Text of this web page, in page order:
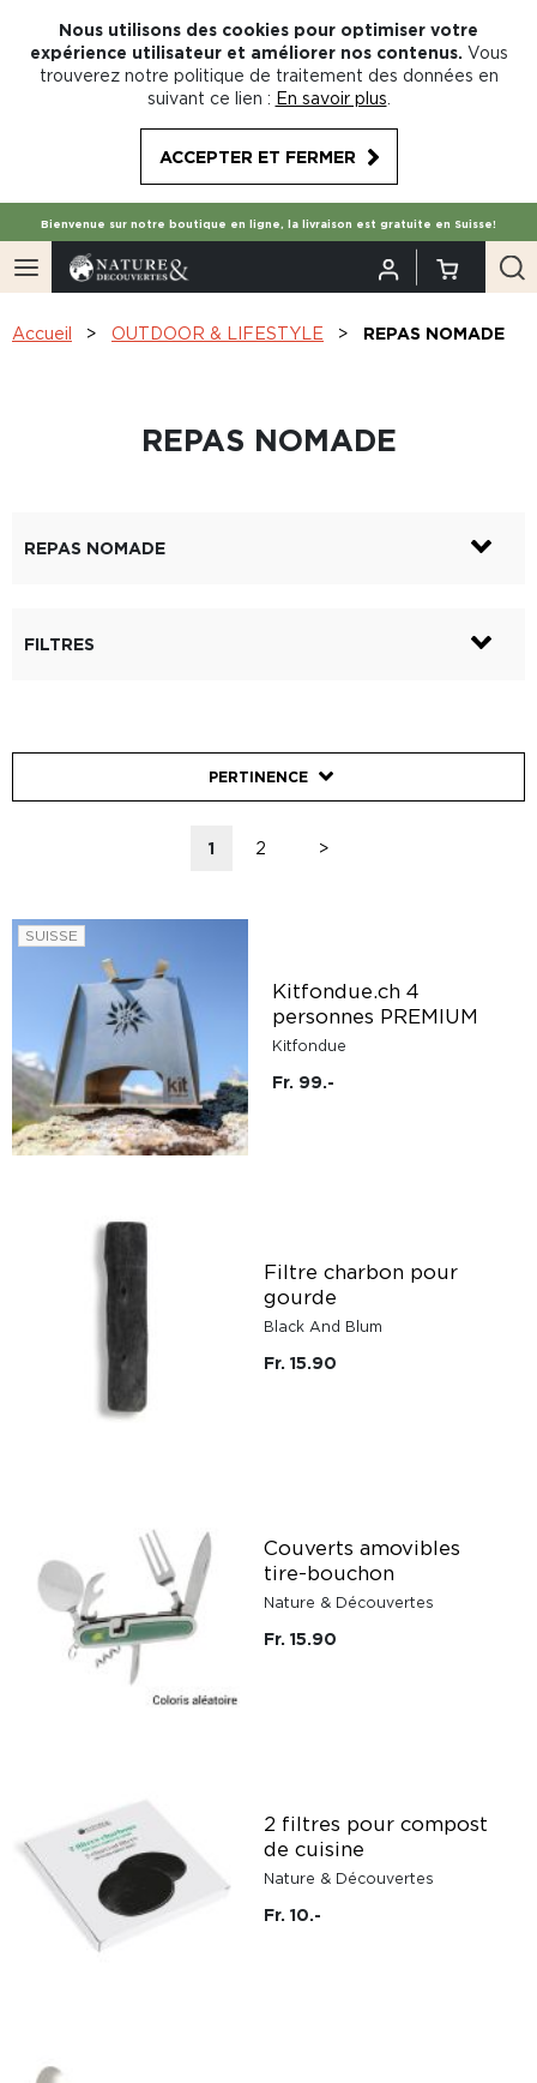
Nous utilisons des cookies pour optimiser votre
expérience utilisateur et améliorer nos contenus. Vous
trouverez notre politique de traitement des données en
suivant ce lien : En savoir plus
ACCEPTER ET FERMER
Bienvenue sur notre boutique en ligne, la livraison est gratuite en Suisse!
Accueil OUTDOOR & LIFESTYLE REPAS NOMADE
REPAS NOMADE
REPAS NOMADE
FILTRES
PERTINENCE
1 2 >
SUISSE
Kitfondue.ch 4
personnes PREMIUM
Kitfondue
Fr. 99.-
Filtre charbon pour
gourde
Black And Blum
Fr. 15.90
Couverts amovibles
tire-bouchon
Nature & Découvertes
Fr. 15.90
2 filtres pour compost
de cuisine
Nature & Découvertes
Fr. 10.-